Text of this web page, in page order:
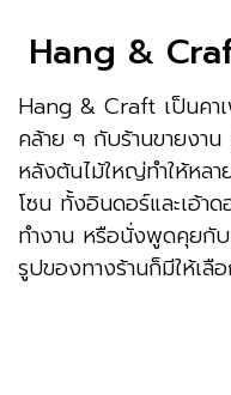
Hang &
Hang & Craft เป็นคา
คล้าย ๆ กับร้านขายงา
หลังต้นไม้ใหญ่ทำให้หล
โซน ทั้งอินดอร์และเอ้า
ทำงาน หรือนั่งพูดคุยกั
รูปของทางร้านก็มีให้เลื